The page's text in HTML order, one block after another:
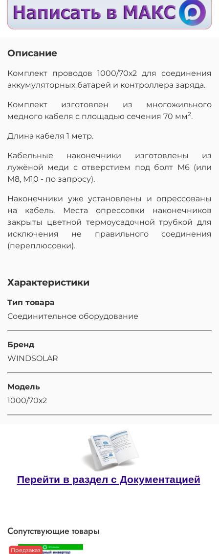
Описание
Комплект проводов 1000/70х2 для соединения
аккумуляторных батарей и контроллера заряда.
Комплект изготовлен из многожильного
медного кабеля с площадью сечения 70 мм2.
Длина кабеля 1 метр.
Кабельные наконечники изготовлены из
лужёной меди с отверстием под болт М6 (или
М8, М10 - по запросу).
Наконечники уже установлены и опрессованы
на кабель.
Места опрессовки наконечников
закрыты цветной термоусадочной трубкой для
исключения не правильного соединения
(переплюсовки).
Характеристики
Тип товара
Соединительное оборудование
Бренд
WINDSOLAR
Модель
1000/70х2
Перейти в раздел с Документацией
Сопутствующие товары
Предзаказ